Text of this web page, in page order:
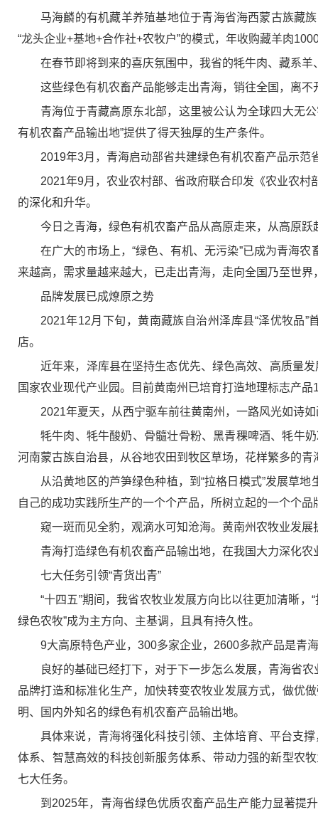
马海麟的有机藏羊养殖基地位于青海省海西蒙古族藏
“龙头企业+基地+合作社+农牧户”的模式，年收购藏羊肉
在春节即将到来的喜庆氛围中，我省的牦牛肉、藏系
这些绿色有机农畜产品能够走出青海，销往全国，离
青海位于青藏高原东北部，这里被公认为全球四大无
有机农畜产品输出地”提供了得天独厚的生产条件。
2019年3月，青海启动部省共建绿色有机农畜产品示
2021年9月，农业农村部、省政府联合印发《农业农
的深化和升华。
今日之青海，绿色有机农畜产品从高原走来，从高原
在广大的市场上，“绿色、有机、无污染”已成为青海
来越高，需求量越来越大，已走出青海，走向全国乃至世
品牌发展已成燎原之势
2021年12月下旬，黄南藏族自治州泽库县“泽优牧品
店。
近年来，泽库县在坚持生态优先、绿色高效、高质量
国家农业现代产业园。目前黄南州已培育打造地理标志产
2021年夏天，从西宁驱车前往黄南州，一路风光如诗
牦牛肉、牦牛酸奶、骨髓壮骨粉、黑青稞啤酒、牦牛
河南蒙古族自治县，从谷地农田到牧区草场，花样繁多的
从沿黄地区的芦笋绿色种植，到“拉格日模式”发展草
自己的成功实践所生产的一个个产品，所树立起的一个个品
窥一斑而见全豹，观滴水可知沧海。黄南州农牧业发
青海打造绿色有机农畜产品输出地，在我国大力深化
七大任务引领“青货出青”
“十四五”期间，我省农牧业发展方向比以往更加清晰
绿色农牧”成为主方向、主基调，且具有持久性。
9大高原特色产业，300多家企业，2600多款产品是青
良好的基础已经打下，对于下一步怎么发展，青海省
品牌打造和标准化生产，加快转变农牧业发展方式，做优
明、国内外知名的绿色有机农畜产品输出地。
具体来说，青海将强化科技引领、主体培育、平台支
体系、智慧高效的科技创新服务体系、带动力强的新型农
七大任务。
到2025年，青海省绿色优质农畜产品生产能力显著提